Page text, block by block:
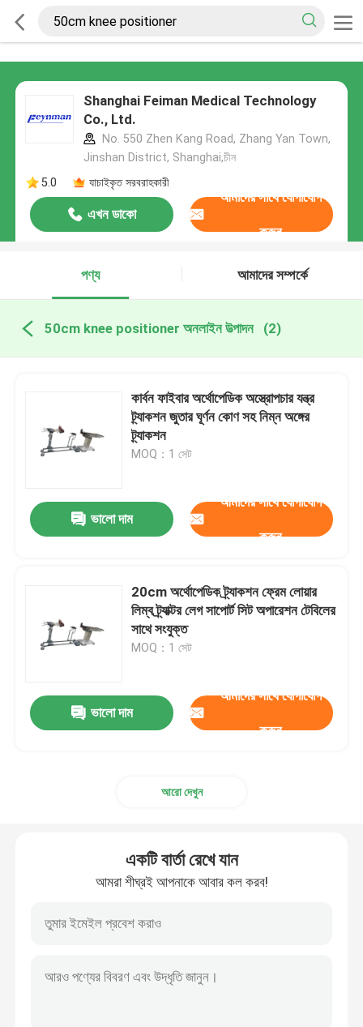
Shanghai Feiman Medical Technology
Co., Ltd.
No. 550 Zhen Kang Road, Zhang Yan Town,
Jinshan District, Shanghai,চীন
5.0
যাচাইকৃত সরবরাহকারী
এখন ডাকো
আমাদের সাথে যোগাযোগ
করুন
পণ্য আমাদের সম্পর্কে
50cm knee positioner অনলাইন উত্পাদন (2)
কার্বন ফাইবার অর্থোপেডিক অস্ত্রোপচার যন্ত্র
ট্র্যাকশন জুতার ঘূর্ণন কোণ সহ নিম্ন অঙ্গের
ট্র্যাকশন
MOQ：1 সেট
ভালো দাম
আমাদের সাথে যোগাযোগ
করুন
20cm অর্থোপেডিক ট্র্যাকশন ফ্রেম লোয়ার
লিম্ব ট্র্যাক্টর লেগ সাপোর্ট সিট অপারেশন টেবিলের
সাথে সংযুক্ত
MOQ：1 সেট
ভালো দাম
আমাদের সাথে যোগাযোগ
করুন
আরো দেখুন
একটি বার্তা রেখে যান
আমরা শীঘ্রই আপনাকে আবার কল করব!